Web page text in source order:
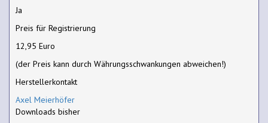
Ja
Preis für Registrierung
12,95 Euro
(der Preis kann durch Währungsschwankungen abweichen!)
Herstellerkontakt
Axel Meierhöfer
Downloads bisher